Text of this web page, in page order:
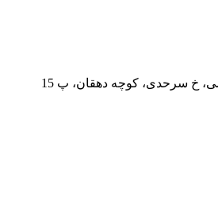
خ سرحدی، کوچه دهقان، پ 15